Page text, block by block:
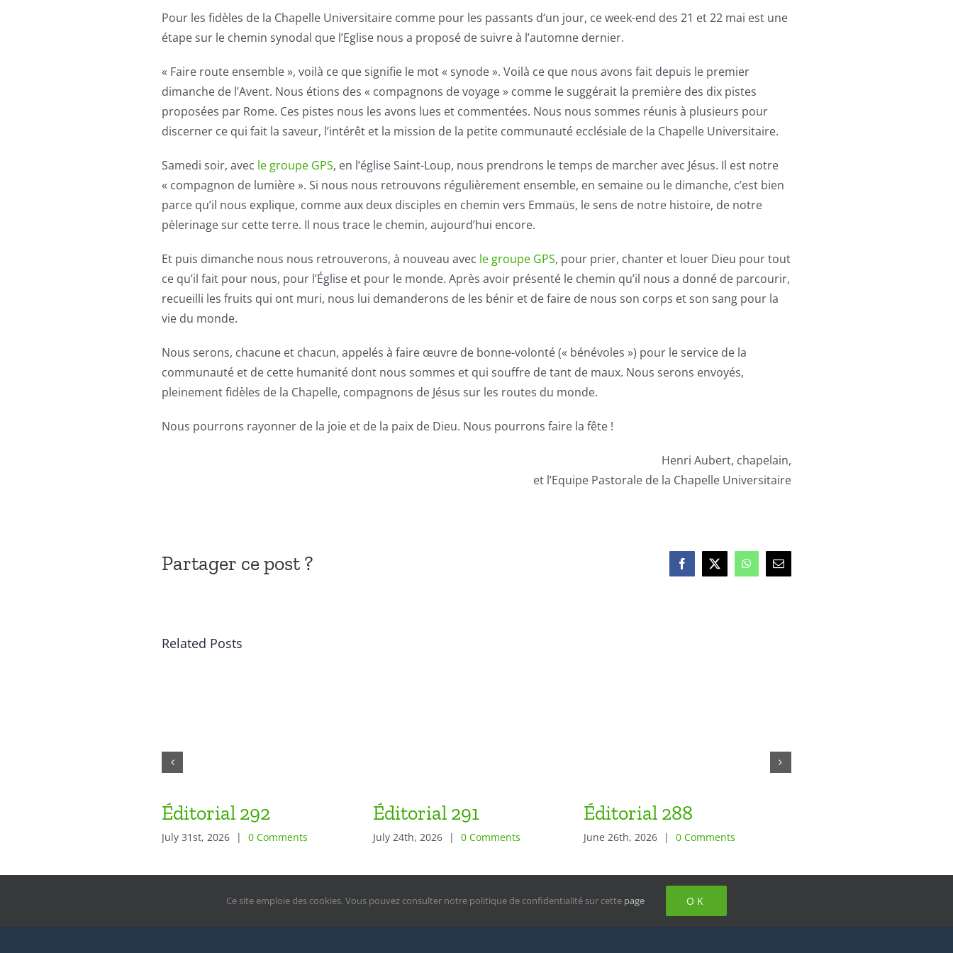
Pour les fidèles de la Chapelle Universitaire comme pour les passants d‘un jour, ce week-end des 21 et 22 mai est une
étape sur le chemin synodal que l’Eglise nous a proposé de suivre à l’automne dernier.
« Faire route ensemble », voilà ce que signifie le mot « synode ». Voilà ce que nous avons fait depuis le premier
dimanche de l’Avent. Nous étions des « compagnons de voyage » comme le suggérait la première des dix pistes
proposées par Rome. Ces pistes nous les avons lues et commentées. Nous nous sommes réunis à plusieurs pour
discerner ce qui fait la saveur, l’intérêt et la mission de la petite communauté ecclésiale de la Chapelle Universitaire.
Samedi soir, avec le groupe GPS, en l’église Saint-Loup, nous prendrons le temps de marcher avec Jésus. Il est notre
« compagnon de lumière ». Si nous nous retrouvons régulièrement ensemble, en semaine ou le dimanche, c’est bien
parce qu’il nous explique, comme aux deux disciples en chemin vers Emmaüs, le sens de notre histoire, de notre
pèlerinage sur cette terre. Il nous trace le chemin, aujourd’hui encore.
Et puis dimanche nous nous retrouverons, à nouveau avec le groupe GPS, pour prier, chanter et louer Dieu pour tout
ce qu’il fait pour nous, pour l’Église et pour le monde. Après avoir présenté le chemin qu’il nous a donné de parcourir,
recueilli les fruits qui ont muri, nous lui demanderons de les bénir et de faire de nous son corps et son sang pour la
vie du monde.
Nous serons, chacune et chacun, appelés à faire œuvre de bonne-volonté (« bénévoles ») pour le service de la
communauté et de cette humanité dont nous sommes et qui souffre de tant de maux. Nous serons envoyés,
pleinement fidèles de la Chapelle, compagnons de Jésus sur les routes du monde.
Nous pourrons rayonner de la joie et de la paix de Dieu. Nous pourrons faire la fête !
Henri Aubert, chapelain,
et l’Equipe Pastorale de la Chapelle Universitaire
Partager ce post ? Facebook
X WhatsAppEmail
Related Posts
Éditorial 292
July 31st, 2026 | 0 Comments
Éditorial 291
July 24th, 2026 | 0 Comments
Éditorial 288
June 26th, 2026 | 0 Comments
Ce site emploie des cookies. Vous pouvez consulter notre politique de confidentialité sur cette page OK